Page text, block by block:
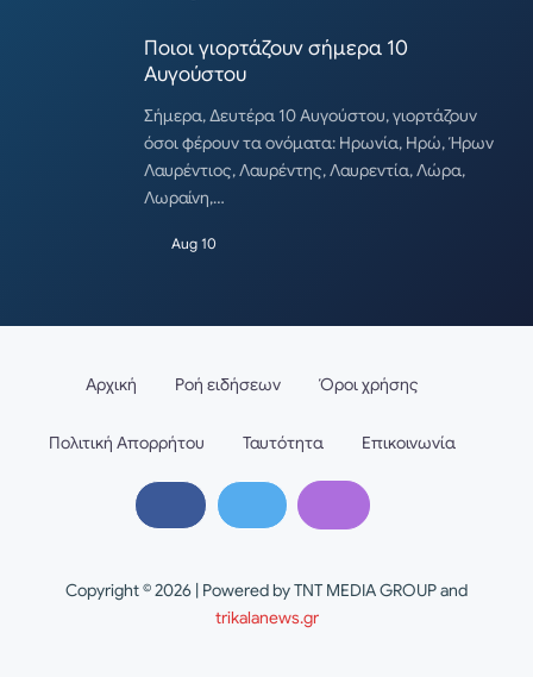
Ποιοι γιορτάζουν σήμερα 10
Αυγούστου
Σήμερα, Δευτέρα 10 Αυγούστου, γιορτάζουν
όσοι φέρουν τα ονόματα: Ηρωνία, Ηρώ, Ήρων
Λαυρέντιος, Λαυρέντης, Λαυρεντία, Λώρα,
Λωραίνη,…
Aug 10
Copyright © 2026 | Powered by TNT MEDIA GROUP and
trikalanews.gr
Αρχική Ροή ειδήσεων Όροι χρήσης
Πολιτική Απορρήτου Ταυτότητα Επικοινωνία